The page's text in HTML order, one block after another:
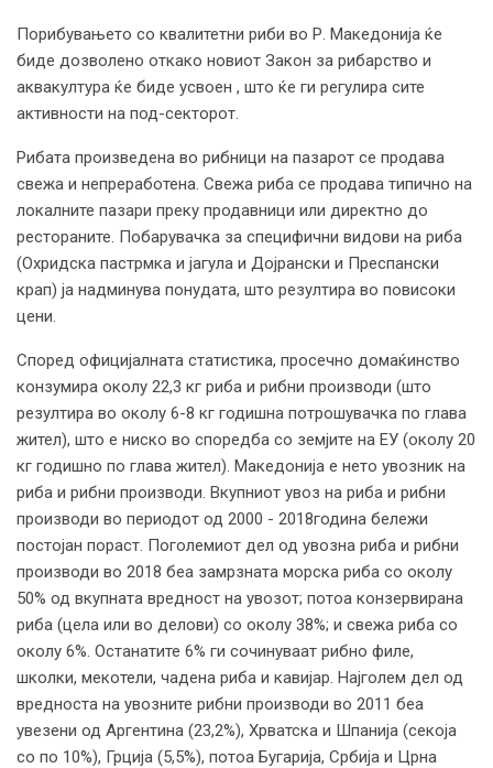
Порибувањето со квалитетни риби во Р. Македонија ќе
биде дозволено откако новиот Закон за рибарство и
аквакултура ќе биде усвоен , што ќе ги регулира сите
активности на под-секторот.
Рибата произведена во рибници на пазарот се продава
свежа и непреработена. Свежа риба се продава типично на
локалните пазари преку продавници или директно до
рестораните. Побарувачка за специфични видови на риба
(Охридска пастрмка и јагула и Дојрански и Преспански
крап) ја надминува понудата, што резултира во повисоки
цени.
Според официјалната статистика, просечно домаќинство
конзумира околу 22,3 кг риба и рибни производи (што
резултира во околу 6-8 кг годишна потрошувачка по глава
жител), што е ниско во споредба со земјите на ЕУ (околу 20
кг годишно по глава жител). Македонија е нето увозник на
риба и рибни производи. Вкупниот увоз на риба и рибни
производи во периодот од 2000 - 2018година бележи
постојан пораст. Поголемиот дел од увозна риба и рибни
производи во 2018 беа замрзната морска риба со околу
50% од вкупната вредност на увозот; потоа конзервирана
риба (цела или во делови) со околу 38%; и свежа риба со
околу 6%. Останатите 6% ги сочинуваат рибно филе,
школки, мекотели, чадена риба и кавијар. Најголем дел од
вредноста на увозните рибни производи во 2011 беа
увезени од Аргентина (23,2%), Хрватска и Шпанија (секоја
со по 10%), Грција (5,5%), потоа Бугарија, Србија и Црна